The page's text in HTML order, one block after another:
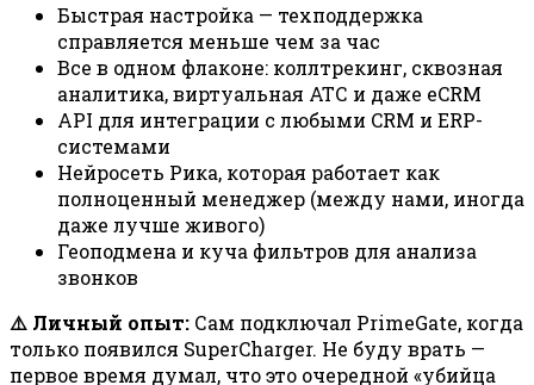
Быстрая настройка — техподдержка
справляется меньше чем за час
Все в одном флаконе: коллтрекинг, сквозная
аналитика, виртуальная АТС и даже eCRM
API для интеграции с любыми CRM и ERP-
системами
Нейросеть Рика, которая работает как
полноценный менеджер (между нами, иногда
даже лучше живого)
Геоподмена и куча фильтров для анализа
звонков
⚠️ Личный опыт: Сам подключал PrimeGate, когда
только появился SuperCharger. Не буду врать —
первое время думал, что это очередной «убийца